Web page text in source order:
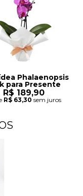
Phalaenopsis
para Presente
R$ 189,90
R$ 63,30sem juros